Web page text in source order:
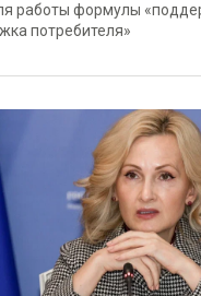
работы формулы
потребителя»